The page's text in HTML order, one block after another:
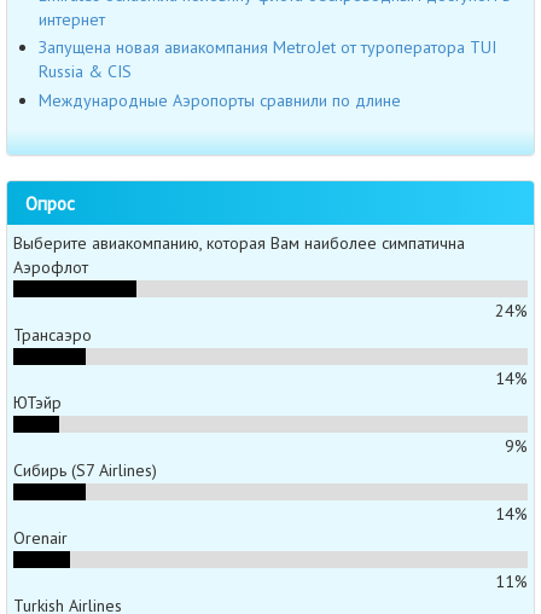
интернет
Запущена новая авиакомпания MetroJet от туроператора TUI
Russia & CIS
Международные Аэропорты сравнили по длине
Опрос
Выберите авиакомпанию, которая Вам наиболее симпатична
Аэрофлот
24%
Трансаэро
14%
ЮТэйр
9%
Сибирь (S7 Airlines)
14%
Orenair
11%
Turkish Airlines